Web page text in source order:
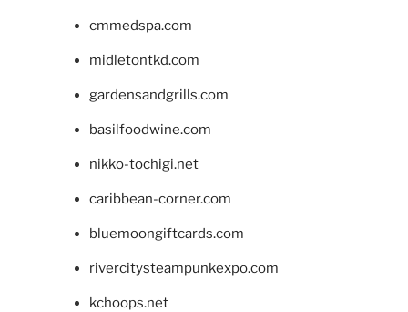
cmmedspa.com
midletontkd.com
gardensandgrills.com
basilfoodwine.com
nikko-tochigi.net
caribbean-corner.com
bluemoongiftcards.com
rivercitysteampunkexpo.com
kchoops.net